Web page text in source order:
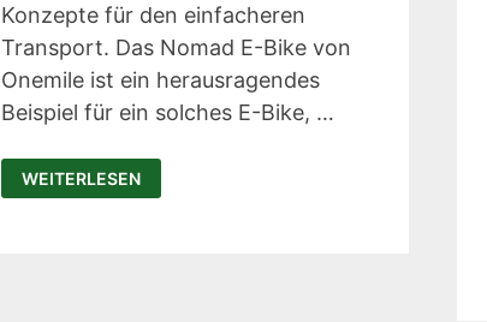
Konzepte für den einfacheren
Transport. Das Nomad E-Bike von
Onemile ist ein herausragendes
Beispiel für ein solches E-Bike, …
ONEMILE
NOMAD
E-
WEITERLESEN